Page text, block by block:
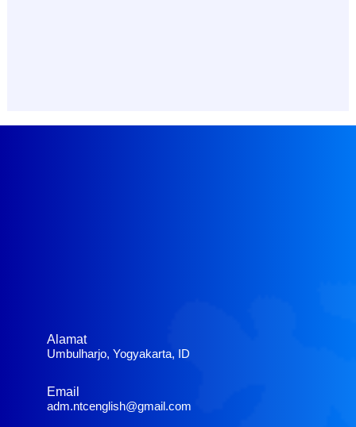
Alamat
Umbulharjo, Yogyakarta, ID
Email
adm.ntcenglish@gmail.com